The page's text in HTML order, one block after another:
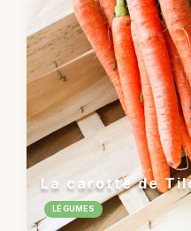
La carotte de
LÉGUMES